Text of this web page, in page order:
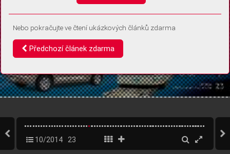
10/2014 23
Nebo pokračujte ve čtení ukázkových článků zdarma
Předchozí článek zdarma